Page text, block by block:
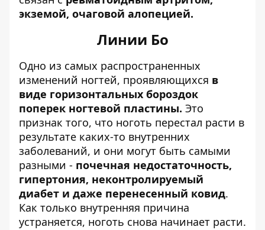
экземой, очаговой алопецией.
Линии Бо
Одно из самых распространенных
изменений ногтей, проявляющихся в
виде горизонтальных бороздок
поперек ногтевой пластины. Это
признак того, что ноготь перестал расти в
результате каких-то внутренних
заболеваний, и они могут быть самыми
разными - почечная недостаточность,
гипертония, неконтролируемый
диабет и даже перенесенный ковид.
Как только внутренняя причина
устраняется, ноготь снова начинает расти.